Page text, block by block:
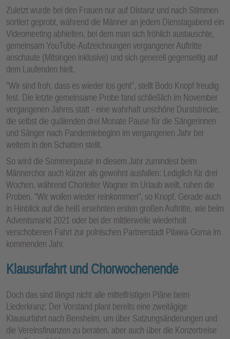
Zuletzt wurde bei den Frauen nur auf Distanz und nach Stimmen
sortiert geprobt, während die Männer an jedem Dienstagabend ein
Videomeeting abhielten, bei dem man sich fröhlich austauschte,
gemeinsam YouTube-Aufzeichnungen vergangener Auftritte
anschaute (Mitsingen inklusive) und sich generell gegenseitig auf
dem Laufenden hielt.
"Wir sind froh, dass es wieder los geht", stellt Bodo Knopf freudig
fest. Die letzte gemeinsame Probe fand schließlich im November
vergangenen Jahres statt - eine wahrhaft unschöne Durststrecke,
die selbst die quälenden drei Monate Pause für die Sängerinnen
und Sänger nach Pandemiebeginn im vergangenen Jahr bei
weitem in den Schatten stellt.
So wird die Sommerpause in diesem Jahr zumindest beim
Männerchor auch kürzer als gewohnt ausfallen: Lediglich für drei
Wochen, während Chorleiter Wagner im Urlaub weilt, ruhen die
Proben. "Wir wollen wieder reinkommen", so Knopf. Gerade auch
in Hinblick auf die heiß ersehnten ersten großen Auftritte, wie beim
Adventsmarkt 2021 oder bei der mittlerweile wiederholt
verschobenen Fahrt zur polnischen Partnerstadt Pilawa-Gorna im
kommenden Jahr.
Klausurfahrt und Chorwochenende
Doch das sind längst nicht alle mittelfristigen Pläne beim
Liederkranz: Der Vorstand plant bereits eine zweitägige
Klausurfahrt nach Bensheim, um über Satzungsänderungen und
die Vereinsfinanzen zu beraten, aber auch über die Konzertreise